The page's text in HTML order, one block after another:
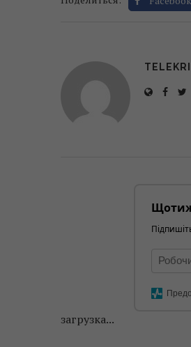
загрузка...